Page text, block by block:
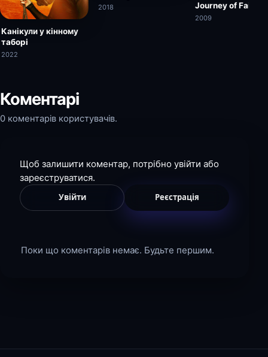
Канікули у кінному
таборі
2022
2018
Journey of Faith
2009
Коментарі
0 коментарів користувачів.
Щоб залишити коментар, потрібно увійти або
зареєструватися.
Увійти Реєстрація
Поки що коментарів немає. Будьте першим.